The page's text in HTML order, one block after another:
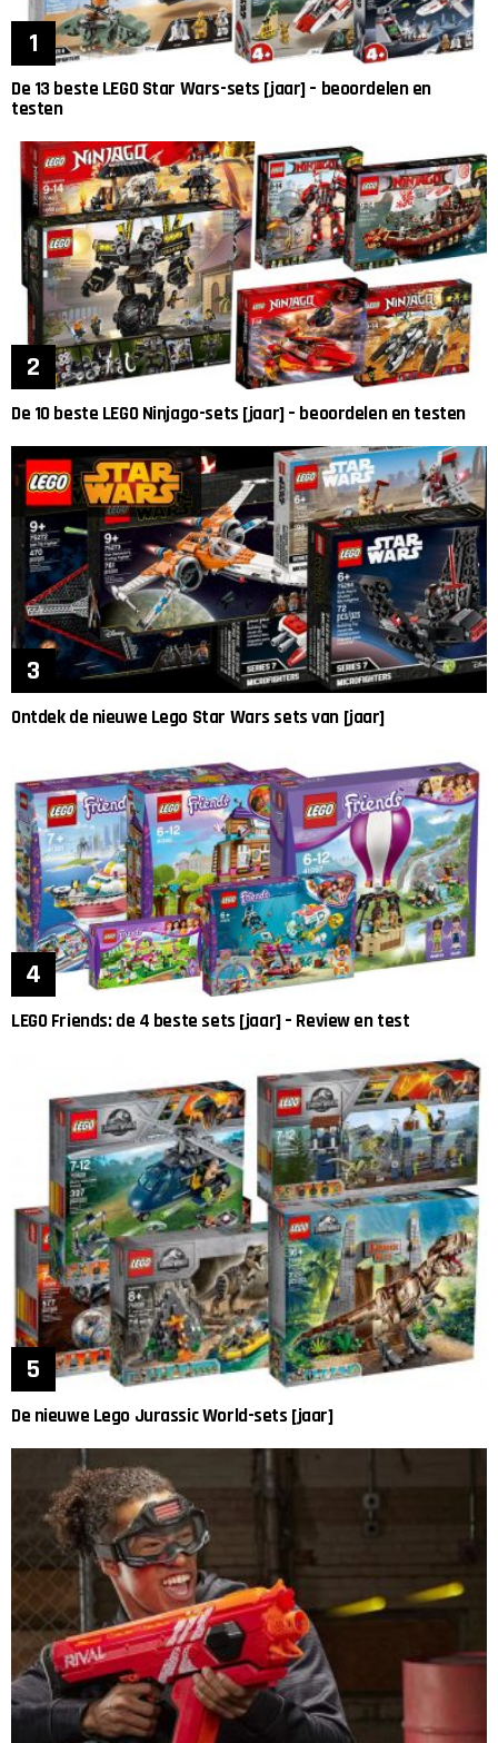
De 13 beste LEGO Star Wars-sets [jaar] – beoordelen en
testen
De 10 beste LEGO Ninjago-sets [jaar] – beoordelen en testen
Ontdek de nieuwe Lego Star Wars sets van [jaar]
LEGO Friends: de 4 beste sets [jaar] – Review en test
De nieuwe Lego Jurassic World-sets [jaar]